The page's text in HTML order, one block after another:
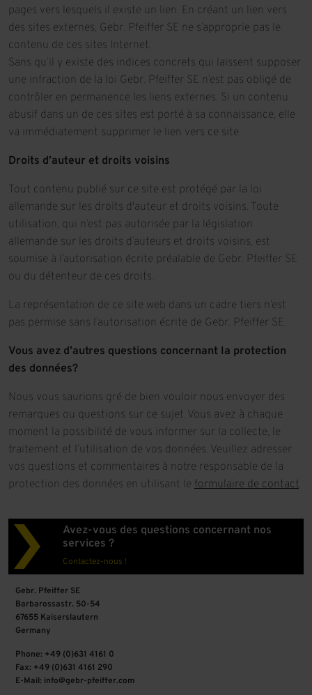
pages vers lesquels il existe un lien. En créant un lien vers
des sites externes, Gebr. Pfeiffer SE ne s’approprie pas le
contenu de ces sites Internet.
Sans qu’il y existe des indices concrets qui laissent supposer
une infraction de la loi Gebr. Pfeiffer SE n’est pas obligé de
contrôler en permanence les liens externes. Si un contenu
abusif dans un de ces sites est porté à sa connaissance, elle
va immédiatement supprimer le lien vers ce site.
Droits d’auteur et droits voisins
Tout contenu publié sur ce site est protégé par la loi
allemande sur les droits d'auteur et droits voisins. Toute
utilisation, qui n’est pas autorisée par la législation
allemande sur les droits d’auteurs et droits voisins, est
soumise à l’autorisation écrite préalable de Gebr. Pfeiffer SE
ou du détenteur de ces droits.
La représentation de ce site web dans un cadre tiers n’est
pas permise sans l’autorisation écrite de Gebr. Pfeiffer SE.
Vous avez d’autres questions concernant la protection
des données?
Nous vous saurions gré de bien vouloir nous envoyer des
remarques ou questions sur ce sujet. Vous avez à chaque
moment la possibilité de vous informer sur la collecte, le
traitement et l’utilisation de vos données. Veuillez adresser
vos questions et commentaires à notre responsable de la
protection des données en utilisant le formulaire de contact.
Avez-vous des questions concernant nos
services ?
Contactez-nous !
Gebr. Pfeiffer SE
Barbarossastr. 50-54
67655 Kaiserslautern
Germany
Phone: +49 (0)631 4161 0
Fax: +49 (0)631 4161 290
E-Mail: info@gebr-pfeiffer.com